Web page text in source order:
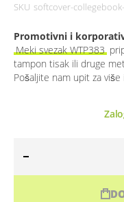
SKU softcover-
Promotivni i
Meki svezak WTP383
tampon tisak ili druge
Pošaljite nam upit za više